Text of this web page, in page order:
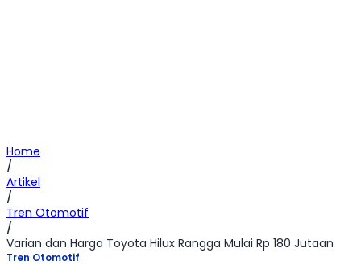
Home
/
Artikel
/
Tren Otomotif
/
Varian dan Harga Toyota Hilux Rangga Mulai Rp 180 Jutaan
Tren Otomotif